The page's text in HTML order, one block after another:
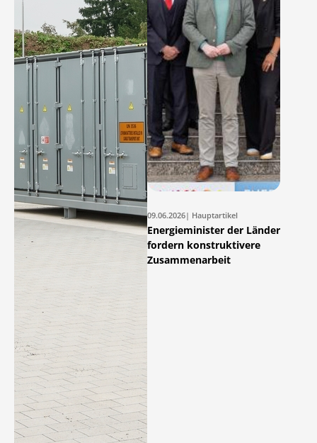
09.06.2026| Hauptartikel
Energieminister der Länder
fordern konstruktivere
Zusammenarbeit